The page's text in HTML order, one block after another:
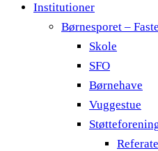
Institutioner
Børnesporet –
Skole
SFO
Børnehave
Vuggestue